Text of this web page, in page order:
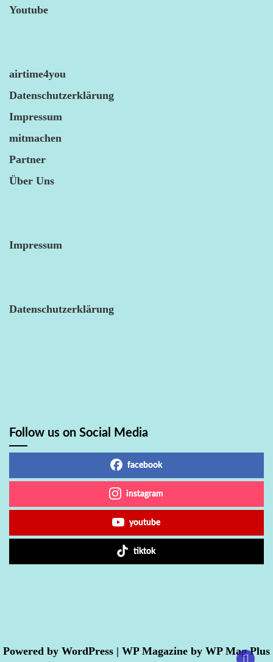
Youtube
airtime4you
Datenschutzerklärung
Impressum
mitmachen
Partner
Über Uns
Impressum
Datenschutzerklärung
Follow us on Social Media
facebook
instagram
youtube
tiktok
Powered by WordPress | WP Magazine by WP Mag Plus